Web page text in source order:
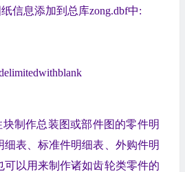
信息添加到总库zong.dbf中:
制作总装图或部件图的零件明
细表、标准件明细表、外购件明
可以用来制作诸如齿轮类零件的